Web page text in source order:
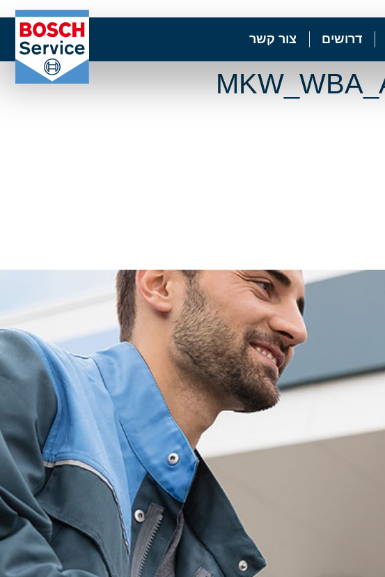
דרושים צור קשר